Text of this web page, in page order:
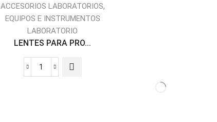
ACCESORIOS LABORATORIOS,
EQUIPOS E INSTRUMENTOS
LABORATORIO
LENTES PARA PRO...
LENTES